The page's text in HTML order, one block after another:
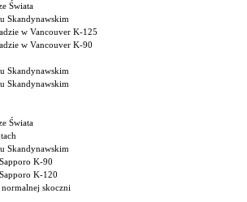
Świata
Skandynawskim
w Vancouver K-125
w Vancouver K-90
Skandynawskim
Skandynawskim
Świata
Skandynawskim
K-90
K-120
skoczni